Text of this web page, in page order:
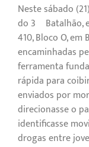
Neste sábado
do 3º Batalhão,
410, Bloco O,
encaminhadas
ferramenta
rápida para
enviados por
direcionasse o
identificasse
drogas entre